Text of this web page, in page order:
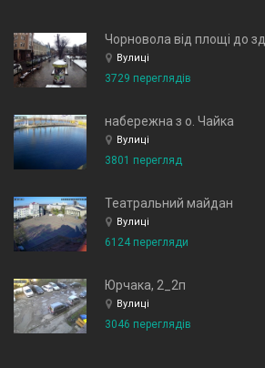
Чорновола від площі до зд
Вулиці
3729 переглядів
набережна з о. Чайка
Вулиці
3801 перегляд
Театральний майдан
Вулиці
6124 перегляди
Юрчака, 2_2п
Вулиці
3046 переглядів